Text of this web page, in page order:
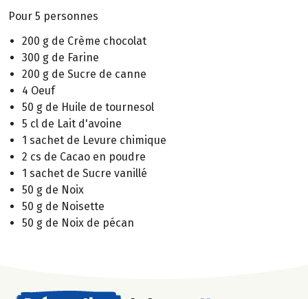
Pour 5 personnes
200 g de Crème chocolat
300 g de Farine
200 g de Sucre de canne
4 Oeuf
50 g de Huile de tournesol
5 cl de Lait d'avoine
1 sachet de Levure chimique
2 cs de Cacao en poudre
1 sachet de Sucre vanillé
50 g de Noix
50 g de Noisette
50 g de Noix de pécan